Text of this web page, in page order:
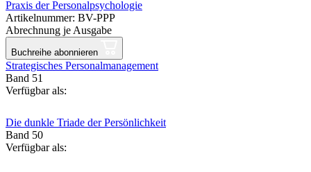
Praxis der Personalpsychologie
Artikelnummer: BV-PPP
Abrechnung je Ausgabe
Buchreihe abonnieren
Strategisches Personalmanagement
Band 51
Verfügbar als:
Die dunkle Triade der Persönlichkeit
Band 50
Verfügbar als: